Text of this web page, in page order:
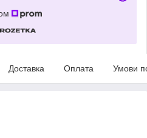
Доставка Оплата Умови